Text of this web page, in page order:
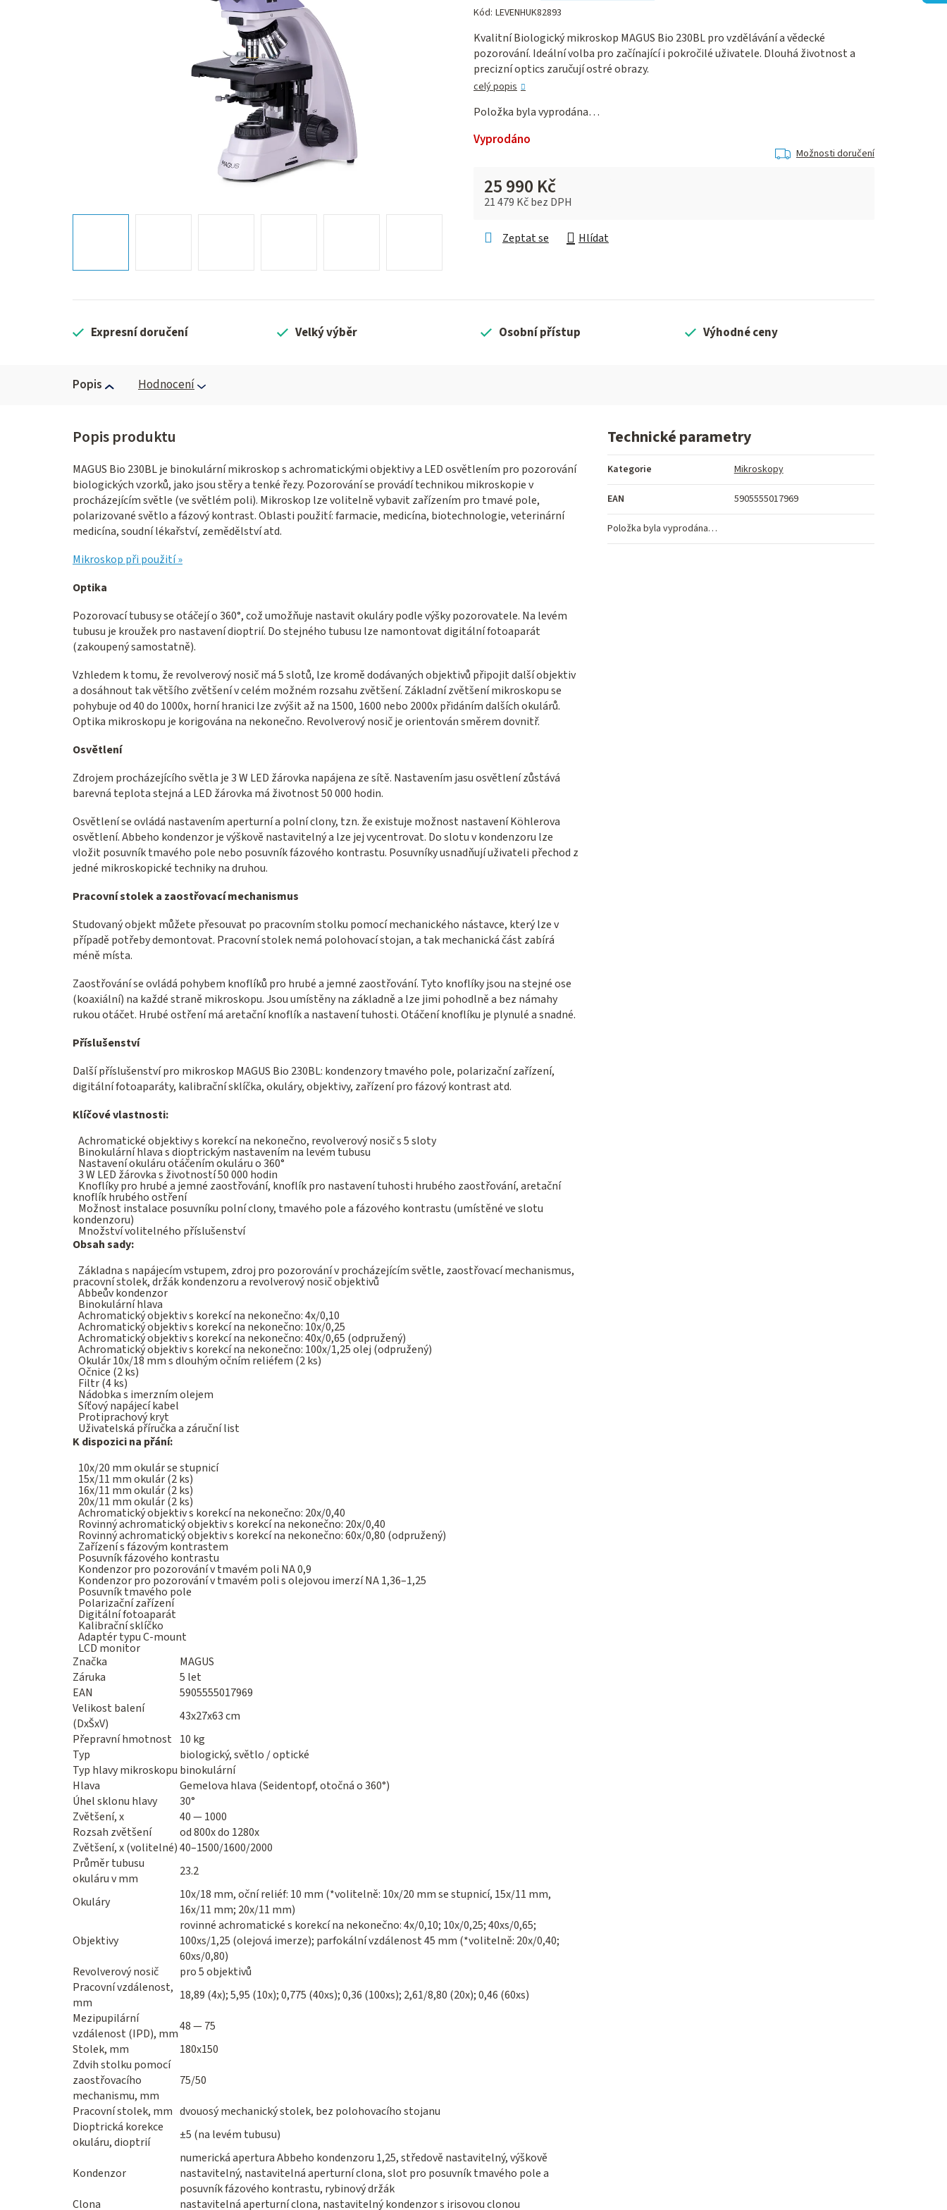
hodnocení
je
0,0
z 5
hvězdiček.
Kód: LEVENHUK82893
Kvalitní Biologický mikroskop MAGUS Bio 230BL pro vzdělávání a vědecké
pozorování. Ideální volba pro začínající i pokročilé uživatele. Dlouhá životnost a
precizní optics zaručují ostré obrazy.
celý popis
Položka byla vyprodána…
Vyprodáno
Možnosti doručení
25 990 Kč
21 479 Kč bez DPH
Zeptat se
Hlídat
Expresní doručení Velký výběr Osobní přístup Výhodné ceny
Popis Hodnocení
MAGUS Bio 230BL je binokulární mikroskop s achromatickými objektivy a LED osvětlením pro pozorování
biologických vzorků, jako jsou stěry a tenké řezy. Pozorování se provádí technikou mikroskopie v
procházejícím světle (ve světlém poli). Mikroskop lze volitelně vybavit zařízením pro tmavé pole,
polarizované světlo a fázový kontrast. Oblasti použití: farmacie, medicína, biotechnologie, veterinární
medicína, soudní lékařství, zemědělství atd.
Mikroskop při použití »
Optika
Pozorovací tubusy se otáčejí o 360°, což umožňuje nastavit okuláry podle výšky pozorovatele. Na levém
tubusu je kroužek pro nastavení dioptrií. Do stejného tubusu lze namontovat digitální fotoaparát
(zakoupený samostatně).
Vzhledem k tomu, že revolverový nosič má 5 slotů, lze kromě dodávaných objektivů připojit další objektiv
a dosáhnout tak většího zvětšení v celém možném rozsahu zvětšení. Základní zvětšení mikroskopu se
pohybuje od 40 do 1000x, horní hranici lze zvýšit až na 1500, 1600 nebo 2000x přidáním dalších okulárů.
Optika mikroskopu je korigována na nekonečno. Revolverový nosič je orientován směrem dovnitř.
Osvětlení
Zdrojem procházejícího světla je 3 W LED žárovka napájena ze sítě. Nastavením jasu osvětlení zůstává
barevná teplota stejná a LED žárovka má životnost 50 000 hodin.
Osvětlení se ovládá nastavením aperturní a polní clony, tzn. že existuje možnost nastavení Köhlerova
osvětlení. Abbeho kondenzor je výškově nastavitelný a lze jej vycentrovat. Do slotu v kondenzoru lze
vložit posuvník tmavého pole nebo posuvník fázového kontrastu. Posuvníky usnadňují uživateli přechod z
jedné mikroskopické techniky na druhou.
Pracovní stolek a zaostřovací mechanismus
Studovaný objekt můžete přesouvat po pracovním stolku pomocí mechanického nástavce, který lze v
případě potřeby demontovat. Pracovní stolek nemá polohovací stojan, a tak mechanická část zabírá
méně místa.
Zaostřování se ovládá pohybem knoflíků pro hrubé a jemné zaostřování. Tyto knoflíky jsou na stejné ose
(koaxiální) na každé straně mikroskopu. Jsou umístěny na základně a lze jimi pohodlně a bez námahy
rukou otáčet. Hrubé ostření má aretační knoflík a nastavení tuhosti. Otáčení knoflíku je plynulé a snadné.
Příslušenství
Další příslušenství pro mikroskop MAGUS Bio 230BL: kondenzory tmavého pole, polarizační zařízení,
digitální fotoaparáty, kalibrační sklíčka, okuláry, objektivy, zařízení pro fázový kontrast atd.
Klíčové vlastnosti:
Achromatické objektivy s korekcí na nekonečno, revolverový nosič s 5 sloty
Binokulární hlava s dioptrickým nastavením na levém tubusu
Nastavení okuláru otáčením okuláru o 360°
3 W LED žárovka s životností 50 000 hodin
Knoflíky pro hrubé a jemné zaostřování, knoflík pro nastavení tuhosti hrubého zaostřování, aretační
knoflík hrubého ostření
Možnost instalace posuvníku polní clony, tmavého pole a fázového kontrastu (umístěné ve slotu
kondenzoru)
Množství volitelného příslušenství
Obsah sady:
Základna s napájecím vstupem, zdroj pro pozorování v procházejícím světle, zaostřovací mechanismus,
pracovní stolek, držák kondenzoru a revolverový nosič objektivů
Abbeův kondenzor
Binokulární hlava
Achromatický objektiv s korekcí na nekonečno: 4x/0,10
Achromatický objektiv s korekcí na nekonečno: 10x/0,25
Achromatický objektiv s korekcí na nekonečno: 40x/0,65 (odpružený)
Achromatický objektiv s korekcí na nekonečno: 100x/1,25 olej (odpružený)
Okulár 10x/18 mm s dlouhým očním reliéfem (2 ks)
Očnice (2 ks)
Filtr (4 ks)
Nádobka s imerzním olejem
Síťový napájecí kabel
Protiprachový kryt
Uživatelská příručka a záruční list
K dispozici na přání:
10x/20 mm okulár se stupnicí
15x/11 mm okulár (2 ks)
16x/11 mm okulár (2 ks)
20x/11 mm okulár (2 ks)
Achromatický objektiv s korekcí na nekonečno: 20x/0,40
Rovinný achromatický objektiv s korekcí na nekonečno: 20х/0,40
Rovinný achromatický objektiv s korekcí na nekonečno: 60x/0,80 (odpružený)
Zařízení s fázovým kontrastem
Posuvník fázového kontrastu
Kondenzor pro pozorování v tmavém poli NA 0,9
Kondenzor pro pozorování v tmavém poli s olejovou imerzí NA 1,36–1,25
Posuvník tmavého pole
Polarizační zařízení
Digitální fotoaparát
Kalibrační sklíčko
Adaptér typu C-mount
LCD monitor
Značka
MAGUS
Záruka
5 let
EAN
5905555017969
Velikost balení
(DxŠxV)
43x27x63 cm
Přepravní hmotnost 10 kg
Typ
biologický, světlo / optické
Typ hlavy mikroskopu binokulární
Hlava
Gemelova hlava (Seidentopf, otočná o 360°)
Úhel sklonu hlavy
30°
Zvětšení, x
40 — 1000
Rozsah zvětšení
od 800x do 1280x
Zvětšení, x (volitelné)40–1500/1600/2000
Průměr tubusu
okuláru v mm
23.2
Okuláry
10x/18 mm, oční reliéf: 10 mm (*volitelně: 10x/20 mm se stupnicí, 15x/11 mm,
16x/11 mm; 20x/11 mm)
Objektivy
rovinné achromatické s korekcí na nekonečno: 4x/0,10; 10x/0,25; 40xs/0,65;
100xs/1,25 (olejová imerze); parfokální vzdálenost 45 mm (*volitelně: 20x/0,40;
60xs/0,80)
Revolverový nosič
pro 5 objektivů
Pracovní vzdálenost,
mm
18,89 (4x); 5,95 (10x); 0,775 (40xs); 0,36 (100xs); 2,61/8,80 (20x); 0,46 (60хs)
Mezipupilární
vzdálenost (IPD), mm48 — 75
Stolek, mm
180x150
Zdvih stolku pomocí
zaostřovacího
mechanismu, mm
75/50
Pracovní stolek, mm dvouosý mechanický stolek, bez polohovacího stojanu
Dioptrická korekce
okuláru, dioptrií
±5 (na levém tubusu)
Kondenzor
numerická apertura Abbeho kondenzoru 1,25, středově nastavitelný, výškově
nastavitelný, nastavitelná aperturní clona, slot pro posuvník tmavého pole a
posuvník fázového kontrastu, rybinový držák
Clona
nastavitelná aperturní clona, nastavitelný kondenzor s irisovou clonou
Technické parametry
Kategorie Mikroskopy
EAN 5905555017969
Položka byla vyprodána…